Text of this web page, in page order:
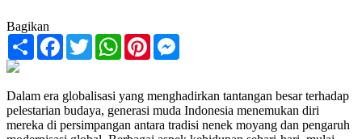
Bagikan
Share FacebookTwitterWhatsApp
Pinterest
Dalam era globalisasi yang menghadirkan tantangan besar terhadap
pelestarian budaya, generasi muda Indonesia menemukan diri
mereka di persimpangan antara tradisi nenek moyang dan pengaruh